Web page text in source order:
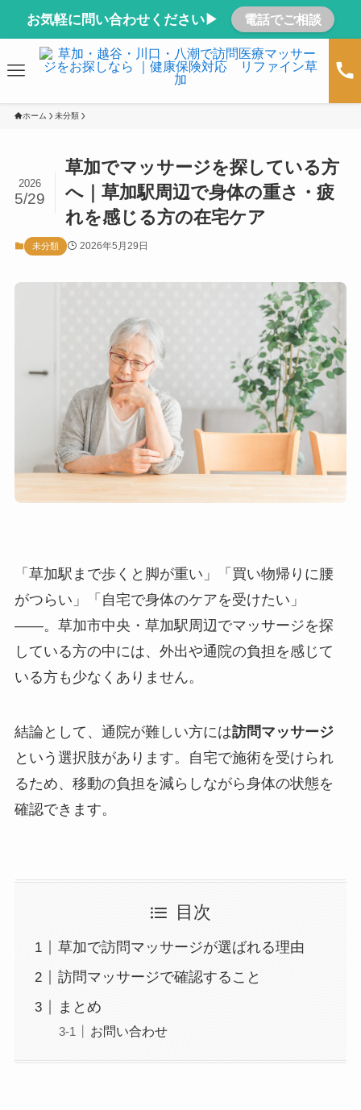
お気軽に問い合わせください▶ 電話でご相談
ホーム 未分類
草加でマッサージを探している方
へ｜草加駅周辺で身体の重さ・疲
れを感じる方の在宅ケア
2026
5/29
未分類 2026年5月29日
「草加駅まで歩くと脚が重い」「買い物帰りに腰
がつらい」「自宅で身体のケアを受けたい」
――。草加市中央・草加駅周辺でマッサージを探
している方の中には、外出や通院の負担を感じて
いる方も少なくありません。
結論として、通院が難しい方には訪問マッサージ
という選択肢があります。自宅で施術を受けられ
るため、移動の負担を減らしながら身体の状態を
確認できます。
目次
草加で訪問マッサージが選ばれる理由
訪問マッサージで確認すること
まとめ
お問い合わせ